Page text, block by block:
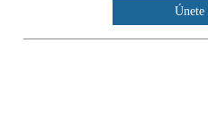
Únete